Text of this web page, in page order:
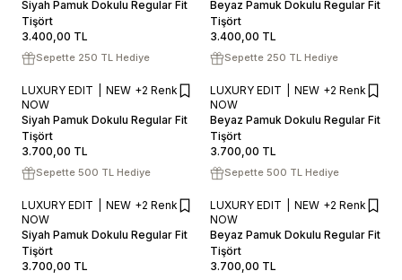
SEPETE EKLE / +
Siyah Pamuk Dokulu Regular Fit
Tişört
3.400,00 TL
Sepette 250 TL Hediye
SEPETE EKLE / +
Beyaz Pamuk Dokulu Regular Fit
Tişört
3.400,00 TL
Sepette 250 TL Hediye
SEPETE EKLE / +
LUXURY EDIT
NEW
NOW
+2 Renk
Siyah Pamuk Dokulu Regular Fit
Tişört
3.700,00 TL
Sepette 500 TL Hediye
SEPETE EKLE / +
LUXURY EDIT
NEW
NOW
+2 Renk
Beyaz Pamuk Dokulu Regular Fit
Tişört
3.700,00 TL
Sepette 500 TL Hediye
SEPETE EKLE / +
LUXURY EDIT
NEW
NOW
+2 Renk
Siyah Pamuk Dokulu Regular Fit
Tişört
3.700,00 TL
SEPETE EKLE / +
LUXURY EDIT
NEW
NOW
+2 Renk
Beyaz Pamuk Dokulu Regular Fit
Tişört
3.700,00 TL